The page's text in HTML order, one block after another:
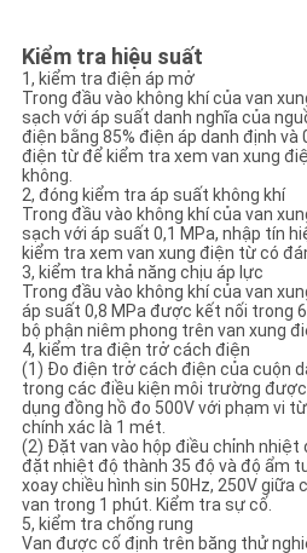
Kiểm tra hiệu suất
1, kiểm tra điện áp mở
Trong đầu vào không khí của van
sạch với áp suất danh nghĩa của
điện bằng 85% điện áp danh định và
điện từ để kiểm tra xem van xung
không.
2, đóng kiểm tra áp suất không khí
Trong đầu vào không khí của van
sạch với áp suất 0,1 MPa, nhập tín
kiểm tra xem van xung điện từ có
3, kiểm tra khả năng chịu áp lực
Trong đầu vào không khí của van
áp suất 0,8 MPa được kết nối trong
bộ phận niêm phong trên van xung
4, kiểm tra điện trở cách điện
(1) Đo điện trở cách điện của cuộn
trong các điều kiện môi trường
dụng đồng hồ đo 500V với phạm vi
chính xác là 1 mét.
(2) Đặt van vào hộp điều chỉnh nhiệt
đặt nhiệt độ thành 35 độ và độ ẩm
xoay chiều hình sin 50Hz, 250V giữa
van trong 1 phút. Kiểm tra sự cố.
5, kiểm tra chống rung
Van được cố định trên băng thử